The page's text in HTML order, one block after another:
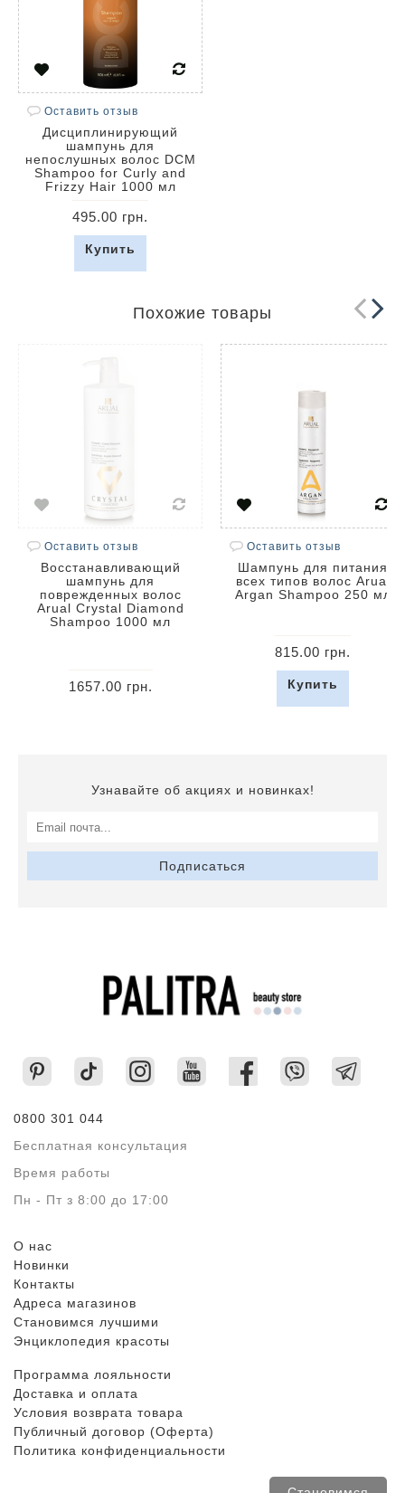
Оставить отзыв
Дисциплинирующий
шампунь для
непослушных волос DCM
Shampoo for Curly and
Frizzy Hair 1000 мл
495.00 грн.
Купить
Похожие товары
Оставить отзыв
Восстанавливающий
шампунь для
поврежденных волос
Arual Crystal Diamond
Shampoo 1000 мл
1657.00 грн.
Оставить отзыв
Шампунь для питания
всех типов волос Arual
Argan Shampoo 250 мл
815.00 грн.
Купить
Узнавайте об акциях и новинках!
Подписаться
0800 301 044
Бесплатная консультация
Время работы
Пн - Пт з 8:00 до 17:00
О нас
Новинки
Контакты
Адреса магазинов
Становимся лучшими
Энциклопедия красоты
Программа лояльности
Доставка и оплата
Условия возврата товара
Публичный договор (Оферта)
Политика конфиденциальности